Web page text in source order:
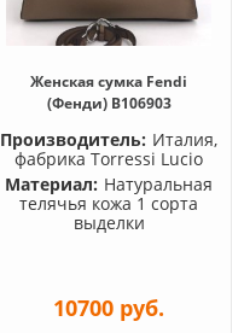
Женская сумка Fendi
(Фенди) B106903
Производитель: Италия,
фабрика Torressi Lucio
Материал: Натуральная
телячья кожа 1 сорта
выделки
10700 руб.